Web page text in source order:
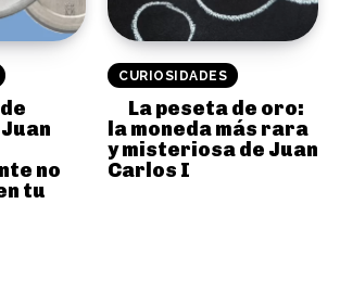
no
tu
CURIOSIDADES
La peseta de oro:
la moneda más rara
y misteriosa de Juan
Carlos I